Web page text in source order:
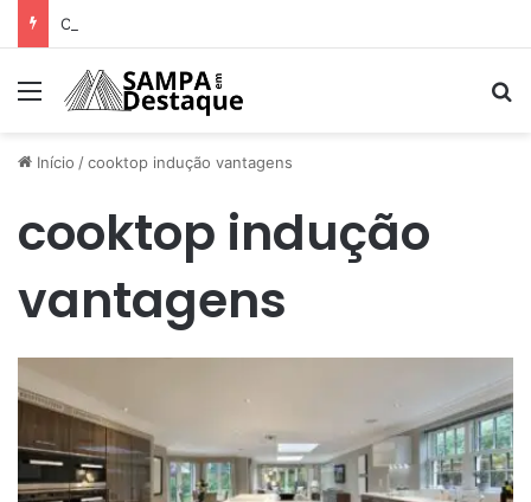
Menu
Início /cooktop indução vantagens
cooktop indução
vantagens